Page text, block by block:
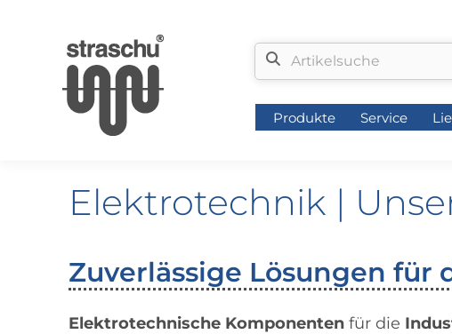
Produkte Service
Elektrotechnik |
Zuverlässige Lösungen für
Elektrotechnische Komponenten für die
Produkte Service